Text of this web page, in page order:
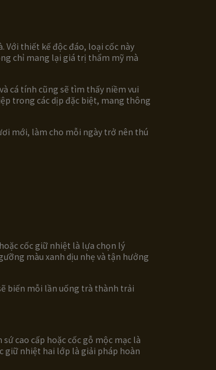
Với thiết kế độc đáo, loại cốc này
chỉ mang lại giá trị thẩm mỹ mà
cá tính cũng sẽ tìm thấy niềm vui
trong các dịp đặc biệt, mang thông
mới, làm cho mỗi ngày trở nên thú
cốc giữ nhiệt là lựa chọn lý
màu xanh dịu nhẹ và tận hưởng
biến mỗi lần uống trà thành trải
cao cấp hoặc cốc gỗ mộc mạc là
giữ nhiệt hai lớp là giải pháp hoàn